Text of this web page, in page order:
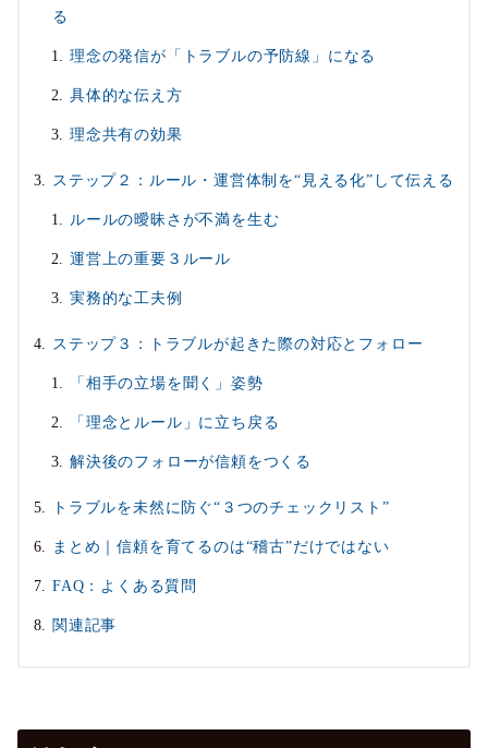
る
理念の発信が「トラブルの予防線」になる
具体的な伝え方
理念共有の効果
ステップ２：ルール・運営体制を“見える化”して伝える
ルールの曖昧さが不満を生む
運営上の重要３ルール
実務的な工夫例
ステップ３：トラブルが起きた際の対応とフォロー
「相手の立場を聞く」姿勢
「理念とルール」に立ち戻る
解決後のフォローが信頼をつくる
トラブルを未然に防ぐ“３つのチェックリスト”
まとめ｜信頼を育てるのは“稽古”だけではない
FAQ：よくある質問
関連記事